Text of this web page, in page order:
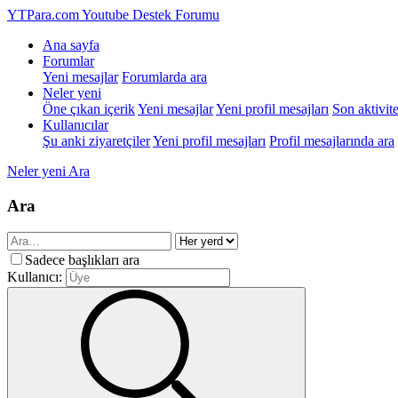
YTPara.comYoutube Destek Forumu
Ana sayfa
Forumlar
Yeni mesajlar Forumlarda ara
Neler yeni
Öne çıkan içerikYeni mesajlarYeni profil mesajları Son
Kullanıcılar
Şu anki ziyaretçilerYeni profil mesajları Profil mesajlarında ara
Neler yeni Ara
Ara
Sadece başlıkları ara
Kullanıcı: